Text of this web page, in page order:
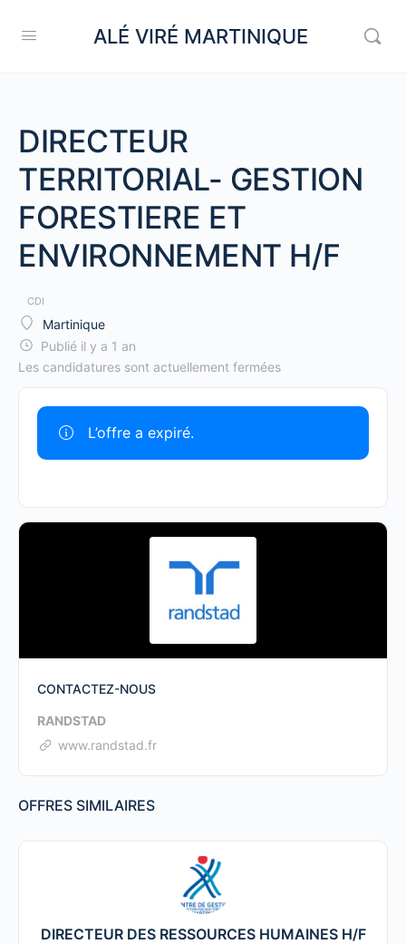
ALÉ VIRÉ MARTINIQUE
DIRECTEUR
TERRITORIAL- GESTION
FORESTIERE ET
ENVIRONNEMENT H/F
CDI
Martinique
Publié il y a 1 an
Les candidatures sont actuellement fermées
L’offre a expiré.
CONTACTEZ-NOUS
RANDSTAD
www.randstad.fr
OFFRES SIMILAIRES
DIRECTEUR DES RESSOURCES HUMAINES H/F